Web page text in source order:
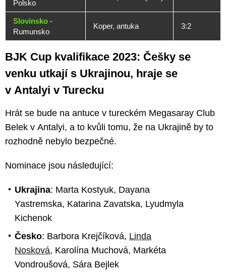
Polsko
Slovinsko -
Rumunsko
Koper, antuka 3:2
BJK Cup kvalifikace 2023: Češky se
venku utkají s Ukrajinou, hraje se
v Antalyi v Turecku
Hrát se bude na antuce v tureckém Megasaray Club
Belek v Antalyi, a to kvůli tomu, že na Ukrajině by to
rozhodně nebylo bezpečné.
Nominace jsou následující:
Ukrajina: Marta Kostyuk, Dayana
Yastremska, Katarina Zavatska, Lyudmyla
Kichenok
Česko: Barbora Krejčíková, Linda
Nosková, Karolína Muchová, Markéta
Vondroušová, Sára Bejlek